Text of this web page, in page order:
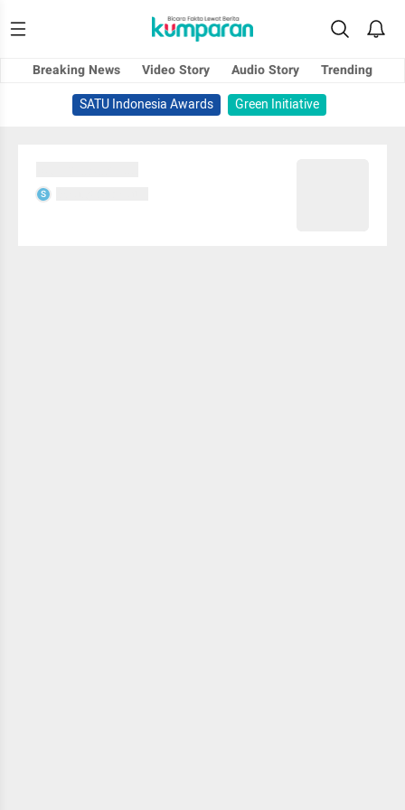
Breaking News Video Story Audio Story
Trending
SATU Indonesia Awards
Green Initiative
S